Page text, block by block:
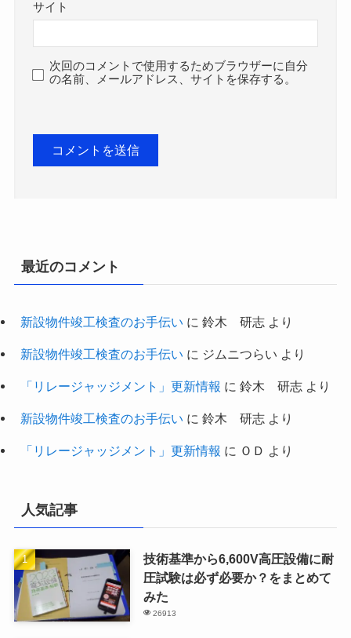
サイト
次回のコメントで使用するためブラウザーに自分
の名前、メールアドレス、サイトを保存する。
最近のコメント
新設物件竣工検査のお手伝い に 鈴木 研志より
新設物件竣工検査のお手伝い に ジムニつらい より
「リレージャッジメント」更新情報 に 鈴木 研志より
新設物件竣工検査のお手伝い に 鈴木 研志より
「リレージャッジメント」更新情報 に ＯＤ より
人気記事
技術基準から6,600V高圧設備に耐
圧試験は必ず必要か？をまとめて
みた
26913